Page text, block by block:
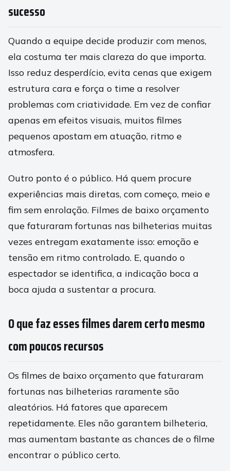
sucesso
Quando a equipe decide produzir com menos,
ela costuma ter mais clareza do que importa.
Isso reduz desperdício, evita cenas que exigem
estrutura cara e força o time a resolver
problemas com criatividade. Em vez de confiar
apenas em efeitos visuais, muitos filmes
pequenos apostam em atuação, ritmo e
atmosfera.
Outro ponto é o público. Há quem procure
experiências mais diretas, com começo, meio e
fim sem enrolação. Filmes de baixo orçamento
que faturaram fortunas nas bilheterias muitas
vezes entregam exatamente isso: emoção e
tensão em ritmo controlado. E, quando o
espectador se identifica, a indicação boca a
boca ajuda a sustentar a procura.
O que faz esses filmes darem certo mesmo
com poucos recursos
Os filmes de baixo orçamento que faturaram
fortunas nas bilheterias raramente são
aleatórios. Há fatores que aparecem
repetidamente. Eles não garantem bilheteria,
mas aumentam bastante as chances de o filme
encontrar o público certo.